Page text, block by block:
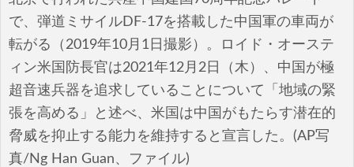
税制・予算
エネルギー・環境
サイバーセキュリティ―
航空宇宙・防衛
で、弾道ミサイルDF-17を搭載した中国軍の車両が
転がる（2019年10月1日撮影）。ロイド・オーステ
ィン米国防長官は2021年12月2日（木）、中国が極
超音速兵器を追求していることについて「地域の緊
張を高める」と述べ、米国は中国がもたらす潜在的
脅威を抑止する能力を維持すると宣言した。(AP写
真/Ng Han Guan、ファイル)